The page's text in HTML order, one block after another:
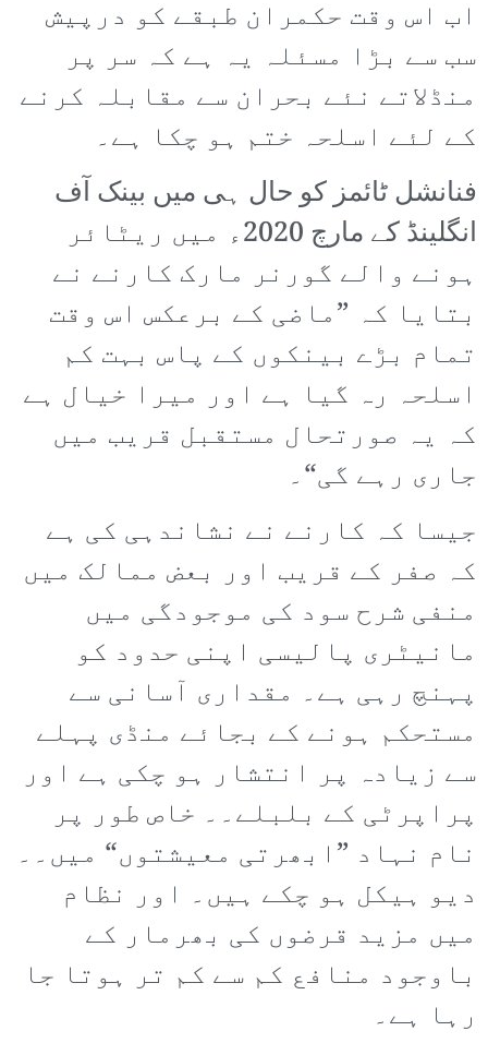
اب اس وقت حکمران طبقے کو درپیش
سب سے بڑا مسئلہ یہ ہے کہ سر پر
منڈلاتے نئے بحران سے مقابلہ کرنے
کے لئے اسلحہ ختم ہو چکا ہے۔
فنانشل ٹائمز کو حال ہی میں بینک آف
انگلینڈ کے مارچ 2020ء میں ریٹائر
ہونے والے گورنر مارک کارنے نے
بتایا کہ ”ماضی کے برعکس اس وقت
تمام بڑے بینکوں کے پاس بہت کم
اسلحہ رہ گیا ہے اور میرا خیال ہے
کہ یہ صورتحال مستقبل قریب میں
جاری رہے گی“۔
جیسا کہ کارنے نے نشاندہی کی ہے
کہ صفر کے قریب اور بعض ممالک میں
منفی شرح سود کی موجودگی میں
مانیٹری پالیسی اپنی حدود کو
پہنچ رہی ہے۔ مقداری آسانی سے
مستحکم ہونے کے بجائے منڈی پہلے
سے زیادہ پر انتشار ہو چکی ہے اور
پراپرٹی کے بلبلے۔۔ خاص طور پر
نام نہاد ”ابھرتی معیشتوں“ میں۔۔
دیو ہیکل ہو چکے ہیں۔ اور نظام
میں مزید قرضوں کی بھرمار کے
باوجود منافع کم سے کم تر ہوتا جا
رہا ہے۔